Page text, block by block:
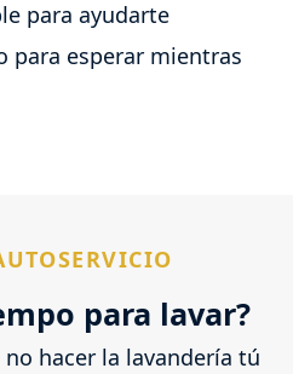
para ayudarte
para esperar mientras
para lavar?
hacer la lavandería tú